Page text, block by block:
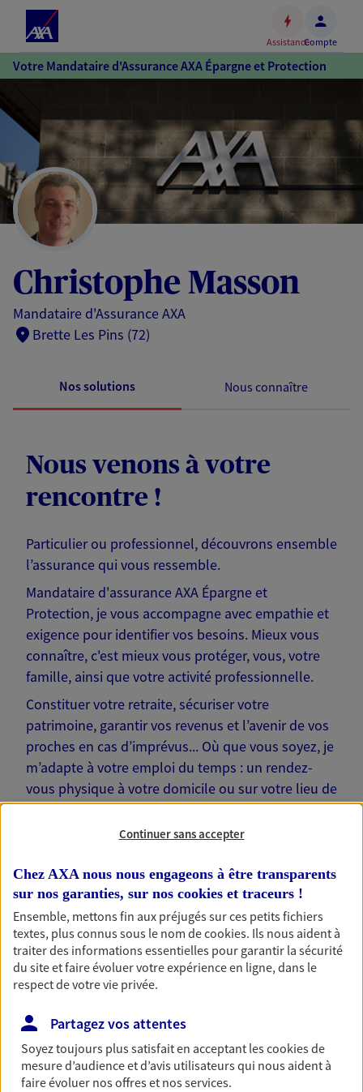
Accéder
au
Accéder
au
pied
de
page
AssistanceCompte
Votre Mandataire d'Assurance AXA Épargne et Protection
Christophe Masson
Mandataire d'Assurance AXA
Brette Les Pins (72)
Nos solutions Nous connaître
Nous venons à votre
rencontre !
Particulier ou professionnel, découvrons ensemble
l’assurance qui vous ressemble.
Mandataire d'assurance AXA Épargne et
Protection, je vous accompagne avec empathie et
exigence pour identifier vos besoins. Mieux vous
connaître, c'est mieux vous protéger, vous, votre
famille, ainsi que votre activité professionnelle.
Constituer votre retraite, sécuriser votre
patrimoine, garantir vos revenus et l’avenir de vos
proches en cas d’imprévus... Où que vous soyez, je
m’adapte à votre emploi du temps : un rendez-
vous physique à votre domicile ou sur votre lieu de
travail… Je suis là pour échanger avec vous !
Nos offres phares
Épargne
immobilier, études des enfants ou voyage autour
du monde… Épargnez à votre rythme et
simplement, selon votre profil.
Continuer sans accepter
Chez AXA nous nous engageons à être transparents
sur nos garanties, sur nos cookies et traceurs !
Ensemble, mettons fin aux préjugés sur ces petits fichiers
textes, plus connus sous le nom decookies. Ils nous aident à
traiter des informations essentielles pour garantir la sécurité
du site et faire évoluer votre expérience en ligne, dans le
respect de votre vie privée.
Partagez vos attentes
Soyez toujours plus satisfait en acceptant lescookiesde
mesure d’audience et d’avis utilisateurs qui nous aident à
faire évoluer nos offres et nos services.